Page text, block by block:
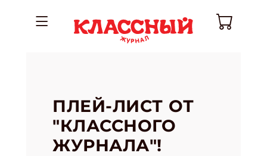
ПЛЕЙ-ЛИСТ ОТ
"КЛАССНОГО
ЖУРНАЛА"!